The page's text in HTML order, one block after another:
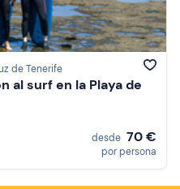
de Tenerife
al surf en la Playa de
desde 70 €
por persona